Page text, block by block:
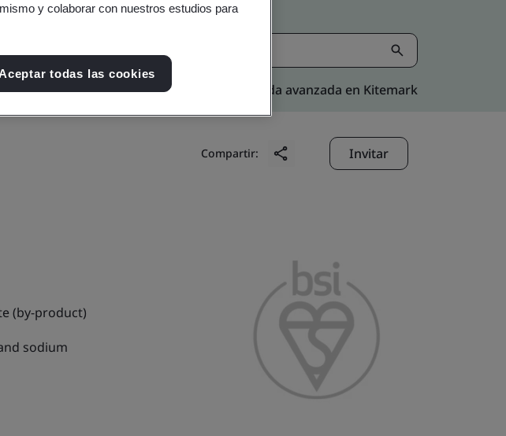
Búsqueda avanzada en Kitemark
Compartir: Invitar
(by-product)
sodium
y colaborar con nuestros estudios para
todas las cookies